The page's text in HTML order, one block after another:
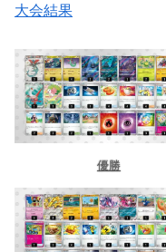
大会結果
優勝